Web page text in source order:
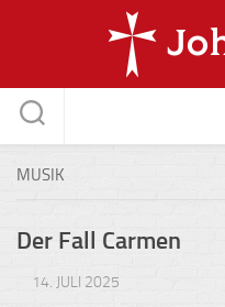
MUSIK
Der Fall Carmen
14. JULI 2025